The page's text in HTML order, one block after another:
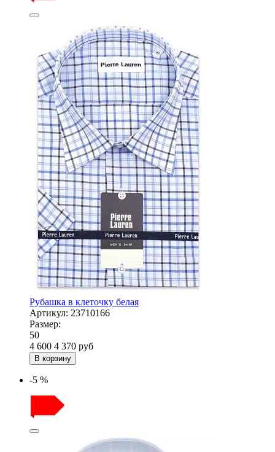
Рубашка в клеточку белая
Артикул: 23710166
Размер:
50
4 600 4 370 руб
В корзину
-5 %